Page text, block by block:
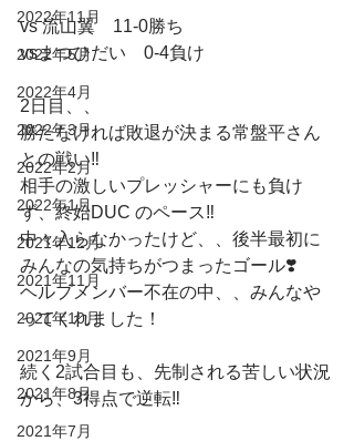
2022年11月
2022年5月
2022年4月
2022年3月
2022年2月
2022年1月
2021年12月
2021年11月
2021年10月
2021年9月
2021年8月
2021年7月
vs 流山翼　11-0勝ち
vsまつひだい　0-4負け
2日目、、
勝たなければ敗退が決まる常盤平さん
との戦い‼️
相手の激しいプレッシャーにも負け
ず、終始DUC のペース‼️
中々入らなかったけど、、後半最初に
みんなの気持ちがつまったゴール❣️
ヘルプメンバー不在の中、、みんなや
ってくれました！
続く2試合目も、先制される苦しい状況
から、3得点で逆転‼️